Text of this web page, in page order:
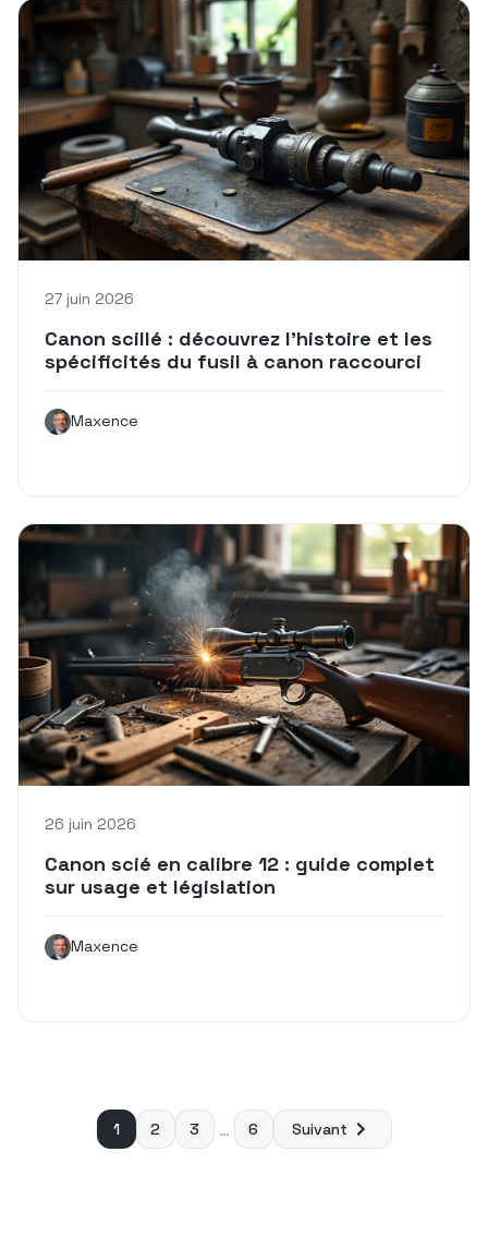
27 juin 2026
Canon scillé : découvrez l’histoire et les
spécificités du fusil à canon raccourci
Maxence
26 juin 2026
Canon scié en calibre 12 : guide complet
sur usage et législation
Maxence
Pagination
des
1 2 3 … 6 Suivant